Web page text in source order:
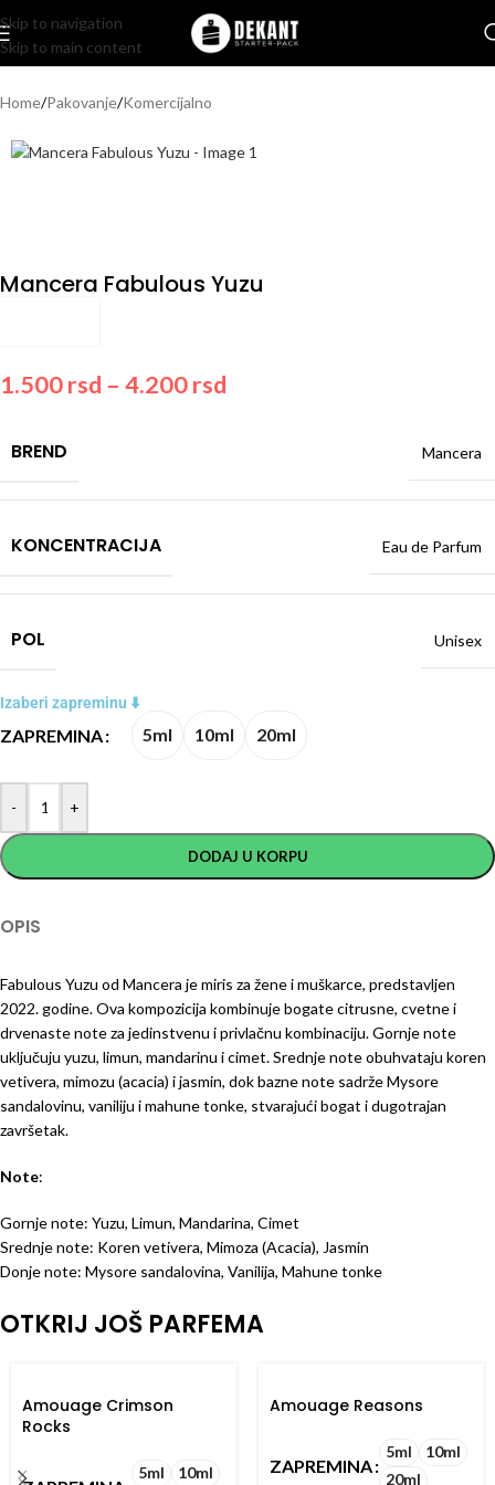
Skip to navigation
Skip to main content
Home/Pakovanje/Komercijalno
Mancera Fabulous Yuzu
1.500rsd – 4.200rsd
BREND Mancera
KONCENTRACIJA Eau de Parfum
POL Unisex
Izaberi zapreminu ⬇️
ZAPREMINA 5ml 10ml 20ml
- +
DODAJ U KORPU
OPIS
Fabulous Yuzu od Mancera je miris za žene i muškarce, predstavljen
2022. godine. Ova kompozicija kombinuje bogate citrusne, cvetne i
drvenaste note za jedinstvenu i privlačnu kombinaciju. Gornje note
uključuju yuzu, limun, mandarinu i cimet. Srednje note obuhvataju koren
vetivera, mimozu (acacia) i jasmin, dok bazne note sadrže Mysore
sandalovinu, vaniliju i mahune tonke, stvarajući bogat i dugotrajan
završetak.
Note:
Gornje note: Yuzu, Limun, Mandarina, Cimet
Srednje note: Koren vetivera, Mimoza (Acacia), Jasmin
Donje note: Mysore sandalovina, Vanilija, Mahune tonke
OTKRIJ JOŠ PARFEMA
Amouage Crimson
Rocks
5ml 10ml
Amouage Reasons
ZAPREMINA
5ml
10ml
20ml